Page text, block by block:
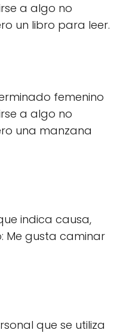
a algo no
un libro para leer.
femenino
a algo no
una manzana
indica causa,
Me gusta caminar
que se utiliza